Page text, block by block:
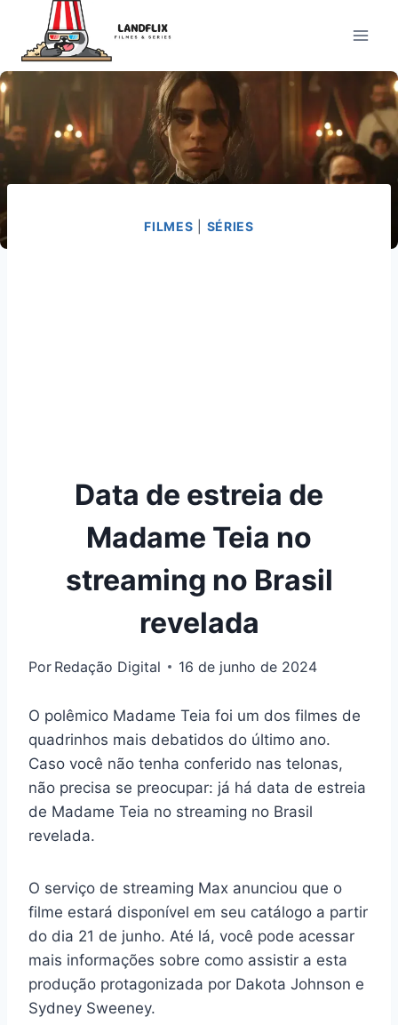
Conteúdo
FILMES SÉRIES
Data de estreia de
Madame Teia no
streaming no Brasil
revelada
Por Redação Digital 16 de junho de 2024
O polêmico Madame Teia foi um dos filmes de
quadrinhos mais debatidos do último ano.
Caso você não tenha conferido nas telonas,
não precisa se preocupar: já há data de estreia
de Madame Teia no streaming no Brasil
revelada.
O serviço de streaming Max anunciou que o
filme estará disponível em seu catálogo a partir
do dia 21 de junho. Até lá, você pode acessar
mais informações sobre como assistir a esta
produção protagonizada por Dakota Johnson e
Sydney Sweeney.